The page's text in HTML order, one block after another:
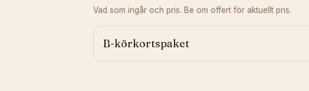
Vad som ingår och pris. Be om offert för aktuellt pris.
B-körkortspaket